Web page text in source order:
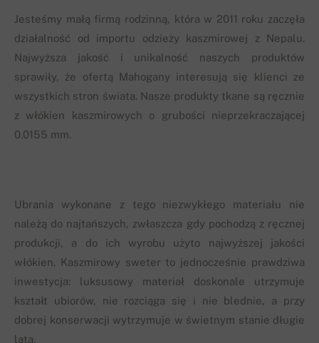
Jesteśmy małą firmą rodzinną, która w 2011 roku zaczęła
działalność od importu odzieży kaszmirowej z Nepalu.
Najwyższa jakość i unikalność naszych produktów
sprawiły, że ofertą Mahogany interesują się klienci ze
wszystkich stron świata. Nasze produkty tkane są ręcznie
z włókien kaszmirowych o grubości nieprzekraczającej
0.0155 mm.
Ubrania wykonane z tego niezwykłego materiału nie
należą do najtańszych, zwłaszcza gdy pochodzą z ręcznej
produkcji, a do ich wyrobu użyto najwyższej jakości
włókien. Kaszmirowy sweter to jednocześnie prawdziwa
inwestycja: luksusowy materiał doskonale utrzymuje
kształt ubiorów, nie rozciąga się i nie blednie, a przy
dobrej konserwacji wytrzymuje w świetnym stanie długie
lata.